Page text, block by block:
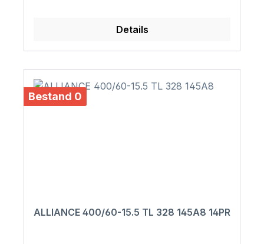
Details
Bestand 0
ALLIANCE 400/60-15.5 TL 328 145A8 14PR